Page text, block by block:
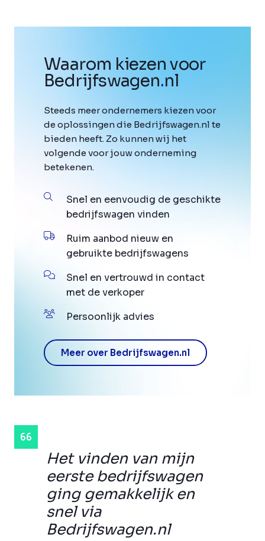
Het vinden van mijn
eerste bedrijfswagen
ging gemakkelijk en
snel via
Bedrijfswagen.nl
Waarom kiezen voor
Bedrijfswagen.nl
Steeds meer ondernemers kiezen voor
de oplossingen die Bedrijfswagen.nl te
bieden heeft. Zo kunnen wij het
volgende voor jouw onderneming
betekenen.
Snel en eenvoudig de geschikte
bedrijfswagen vinden
Ruim aanbod nieuw en
gebruikte bedrijfswagens
Snel en vertrouwd in contact
met de verkoper
Persoonlijk advies
Meer over Bedrijfswagen.nl